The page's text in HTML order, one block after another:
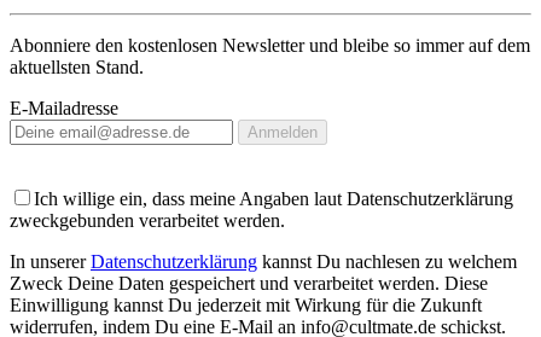
Abonniere den kostenlosen Newsletter und bleibe so immer auf dem
aktuellsten Stand.
E-Mailadresse
Anmelden
Ich willige ein, dass meine Angaben laut Datenschutzerklärung
zweckgebunden verarbeitet werden.
In unsererDatenschutzerklärung kannst Du nachlesen zu welchem
Zweck Deine Daten gespeichert und verarbeitet werden. Diese
Einwilligung kannst Du jederzeit mit Wirkung für die Zukunft
widerrufen, indem Du eine E-Mail an info@cultmate.de schickst.